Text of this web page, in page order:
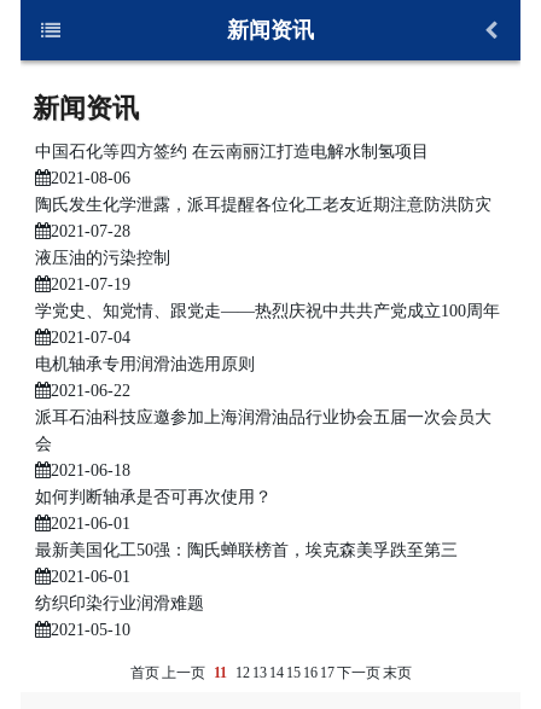
首页
派耳科技
产品与服务
品牌与合作
新闻资讯
联系我们
新闻资讯
新闻资讯
中国石化等四方签约 在云南丽江打造电解水制氢项目
2021-08-06
陶氏发生化学泄露，派耳提醒各位化工老友近期注意防洪防灾
2021-07-28
液压油的污染控制
2021-07-19
学党史、知党情、跟党走——热烈庆祝中共共产党成立100周年
2021-07-04
电机轴承专用润滑油选用原则
2021-06-22
派耳石油科技应邀参加上海润滑油品行业协会五届一次会员大
会
2021-06-18
如何判断轴承是否可再次使用？
2021-06-01
最新美国化工50强：陶氏蝉联榜首，埃克森美孚跌至第三
2021-06-01
纺织印染行业润滑难题
2021-05-10
首页上一页 11 12 13 14 15 16 17下一页末页